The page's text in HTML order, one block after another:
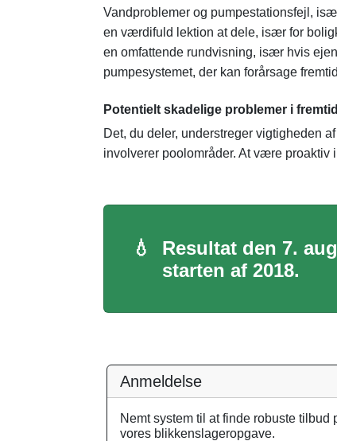
Vandproblemer og pumpestationsfejl,
en værdifuld lektion at dele, især for
en omfattende rundvisning, især hvis
pumpesystemet, der kan forårsage
Potentielt skadelige problemer i
Det, du deler, understreger vigtigheden
involverer poolområder. At være proaktiv
💧 Resultat den 7.
starten af 2018.
Anmeldelse
Nemt system til at finde robuste tilbud
vores blikkenslageropgave.